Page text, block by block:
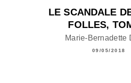
LE SCANDALE
FOLLES,
Marie-Bernadette
09/05/2018